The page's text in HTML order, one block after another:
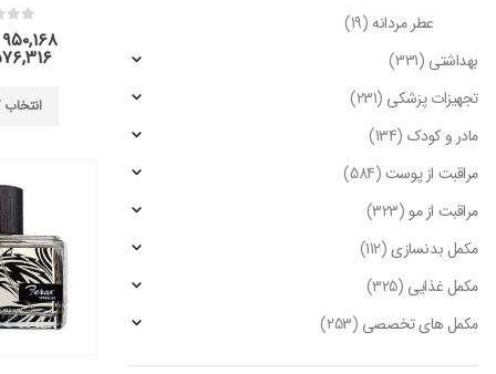
0
۹۵۰,۱۶۸
انتخاب
عطر مردانه(19)
بهداشتی (331)
تجهیزات پزشکی (231)
مادر و کودک (134)
مراقبت از پوست(584)
مراقبت از مو(323)
مکمل بدنسازی(112)
مکمل غذایی (325)
مکمل های تخصصی (253)